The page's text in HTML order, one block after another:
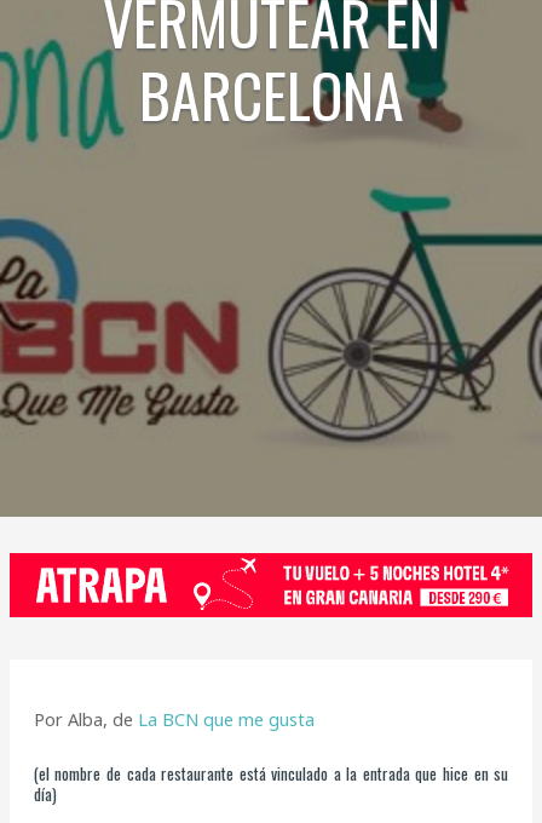
VERMUTEAR EN
BARCELONA
Por Alba, de La BCN que me gusta
(el nombre de cada restaurante está vinculado a la entrada que hice en su
día)